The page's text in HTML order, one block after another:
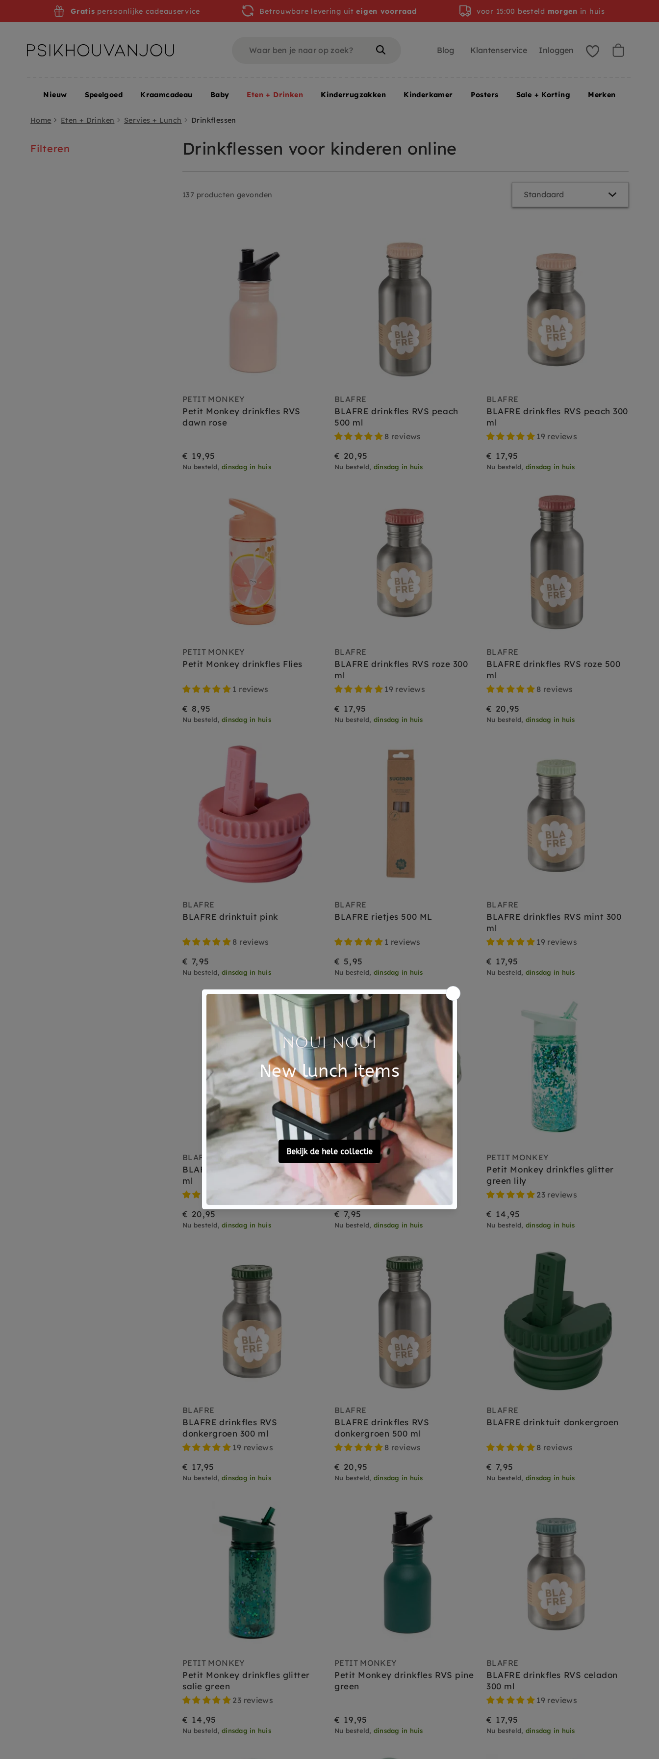
Home Eten + Drinken Servies + Lunch Drinkflessen
Drinkflessen voor kinderen online
137 producten gevonden
PETIT MONKEY
Petit Monkey drinkfles RVS
dawn rose
€ 19,95
Nu besteld, dinsdag in huis
BLAFRE
BLAFRE drinkfles RVS peach
500 ml
8 reviews
€ 20,95
Nu besteld, dinsdag in huis
BLAFRE
BLAFRE drinkfles RVS peach 300
ml
19 reviews
€ 17,95
Nu besteld, dinsdag in huis
PETIT MONKEY
Petit Monkey drinkfles Flies
1 reviews
€ 8,95
Nu besteld, dinsdag in huis
BLAFRE
BLAFRE drinkfles RVS roze 300
ml
19 reviews
€ 17,95
Nu besteld, dinsdag in huis
BLAFRE
BLAFRE drinkfles RVS roze 500
ml
8 reviews
€ 20,95
Nu besteld, dinsdag in huis
BLAFRE
BLAFRE drinktuit pink
8 reviews
€ 7,95
Nu besteld, dinsdag in huis
BLAFRE
BLAFRE rietjes 500 ML
1 reviews
€ 5,95
Nu besteld, dinsdag in huis
BLAFRE
BLAFRE drinkfles RVS mint 300
ml
19 reviews
€ 17,95
Nu besteld, dinsdag in huis
BLAFRE
BLAFRE drinkfles RVS mint 500
ml
€ 20,95
Nu besteld, dinsdag in huis
BLAFRE
BLAFRE drinktuit mint
8 reviews
€ 7,95
Nu besteld, dinsdag in huis
PETIT MONKEY
Petit Monkey drinkfles glitter
green lily
23 reviews
€ 14,95
Nu besteld, dinsdag in huis
BLAFRE
BLAFRE drinkfles RVS
donkergroen 300 ml
19 reviews
€ 17,95
Nu besteld, dinsdag in huis
BLAFRE
BLAFRE drinkfles RVS
donkergroen 500 ml
8 reviews
€ 20,95
Nu besteld, dinsdag in huis
BLAFRE
BLAFRE drinktuit donkergroen
8 reviews
€ 7,95
Nu besteld, dinsdag in huis
PETIT MONKEY
Petit Monkey drinkfles glitter
salie green
23 reviews
€ 14,95
Nu besteld, dinsdag in huis
PETIT MONKEY
Petit Monkey drinkfles RVS pine
green
€ 19,95
Nu besteld, dinsdag in huis
BLAFRE
BLAFRE drinkfles RVS celadon
300 ml
19 reviews
€ 17,95
Nu besteld, dinsdag in huis
Filteren
Gratis persoonlijke cadeauservice Betrouwbare levering uiteigen voorraad voor 15:00 besteld morgen in huis
Zoeken Blog Klantenservice Inloggen
Nieuw Speelgoed Kraamcadeau Baby Eten + Drinken Kinderrugzakken Kinderkamer Posters Sale + Korting Merken